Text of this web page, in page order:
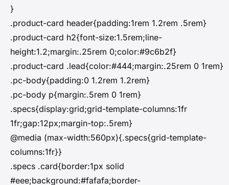
}
.product-card header{padding:1rem 1.2rem .5rem}
.product-card h2{font-size:1.5rem;line-
height:1.2;margin:.25rem 0;color:#9c6b2f}
.product-card .lead{color:#444;margin:.25rem 0 1rem}
.pc-body{padding:0 1.2rem 1.2rem}
.pc-body p{margin:.5rem 0 1rem}
.specs{display:grid;grid-template-columns:1fr
1fr;gap:12px;margin-top:.5rem}
@media (max-width:560px){.specs{grid-template-
columns:1fr}}
.specs .card{border:1px solid
#eee;background:#fafafa;border-